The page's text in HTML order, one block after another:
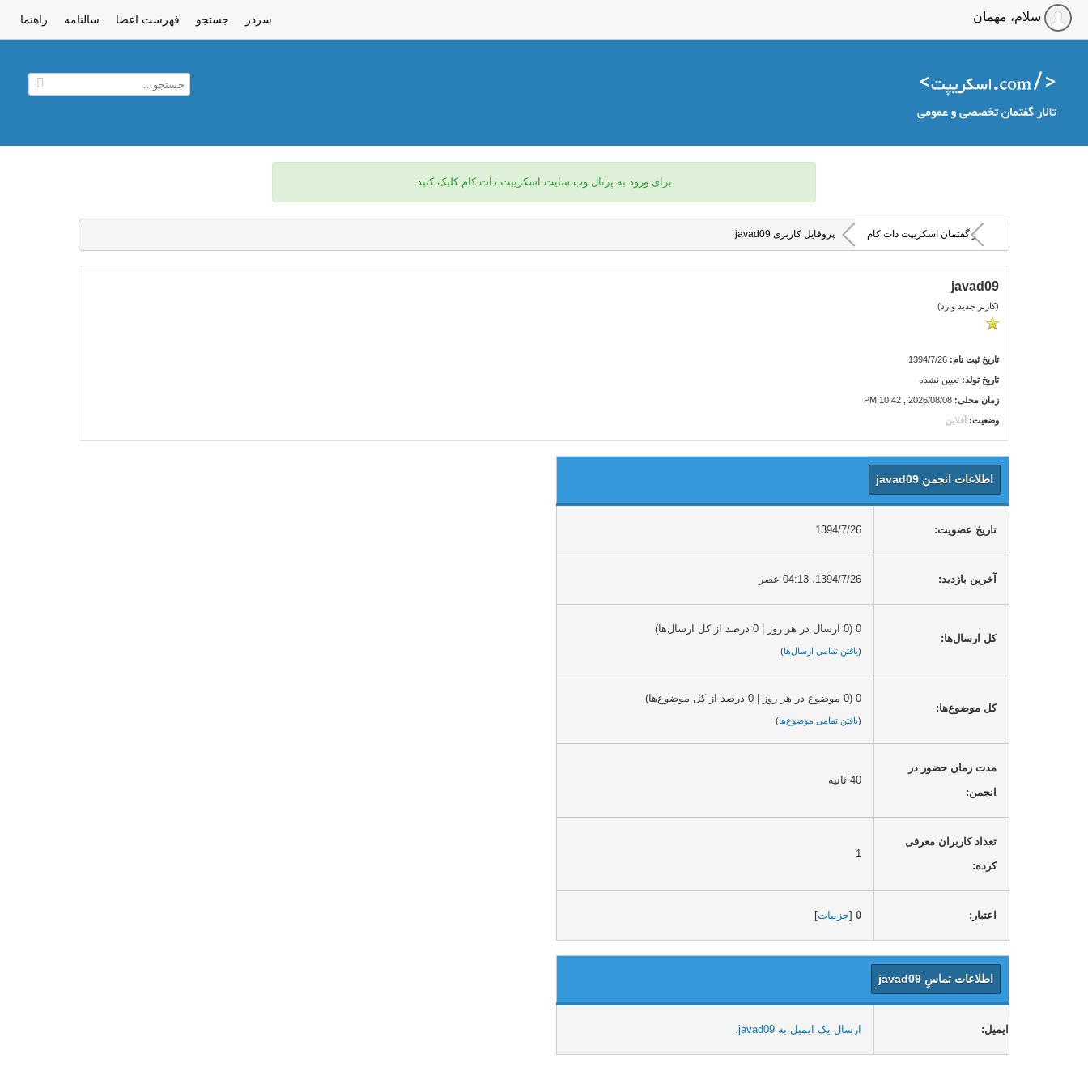
سردر جستجو فهرست اعضا سالنامه راهنما سلام، مهمان
برای ورود به پرتال وب سایت اسکریپت دات کام کلیک کنید
تالار گفتمان اسکریپت دات کام پروفایل کاربری javad09
javad09
(کاربر جدید وارد)
تاریخ ثبت نام: 1394/7/26
تاریخ تولد: تعیین نشده
زمان محلی: 2026/08/08 , 10:42 PM
وضعیت: آفلاین
اطلاعات انجمن javad09
تاریخ عضویت: 1394/7/26
آخرین بازدید: 1394/7/26، 04:13 عصر
کل ارسال‌ها:
0 (0 ارسال در هر روز | 0 درصد از کل ارسال‌ها)
(یافتن تمامی ارسال‌ها)
کل موضوع‌ها:
0 (0 موضوع در هر روز | 0 درصد از کل موضوع‌ها)
(یافتن تمامی موضوع‌ها)
مدت زمان حضور در
انجمن:
40 ثانیه
تعداد کاربران معرفی
کرده:
1
اعتبار: 0
[جزییات]
اطلاعات تماسِ javad09
ایمیل: ارسال یک ایمیل به javad09.